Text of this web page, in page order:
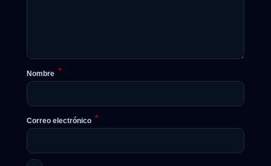
Nombre *
Correo electrónico *